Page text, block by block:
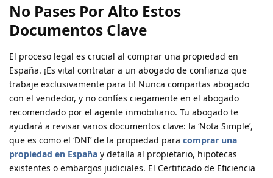
No Pases Por Alto Estos
Documentos Clave
El proceso legal es crucial al comprar una propiedad en
España. ¡Es vital contratar a un abogado de confianza que
trabaje exclusivamente para ti! Nunca compartas abogado
con el vendedor, y no confíes ciegamente en el abogado
recomendado por el agente inmobiliario. Tu abogado te
ayudará a revisar varios documentos clave: la ‘Nota Simple’,
que es como el ‘DNI’ de la propiedad para comprar una
propiedad en España y detalla al propietario, hipotecas
existentes o embargos judiciales. El Certificado de Eficiencia